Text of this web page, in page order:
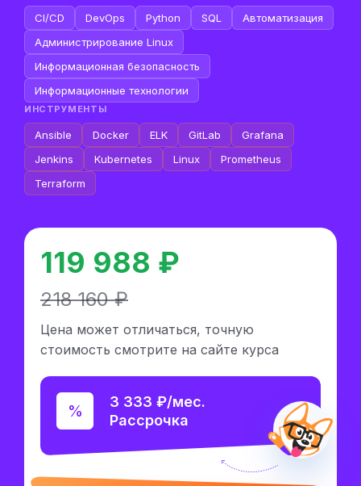
CI/CD DevOps Python SQL
Автоматизация
Администрирование Linux
Информационная безопасность
Информационные технологии
ИНСТРУМЕНТЫ
Ansible Docker ELK GitLab
Grafana
Jenkins
Kubernetes Linux
Prometheus
Terraform
119 988 ₽
218 160 ₽
Цена может отличаться, точную
стоимость смотрите на сайте курса
3 333 ₽/мес.
Рассрочка